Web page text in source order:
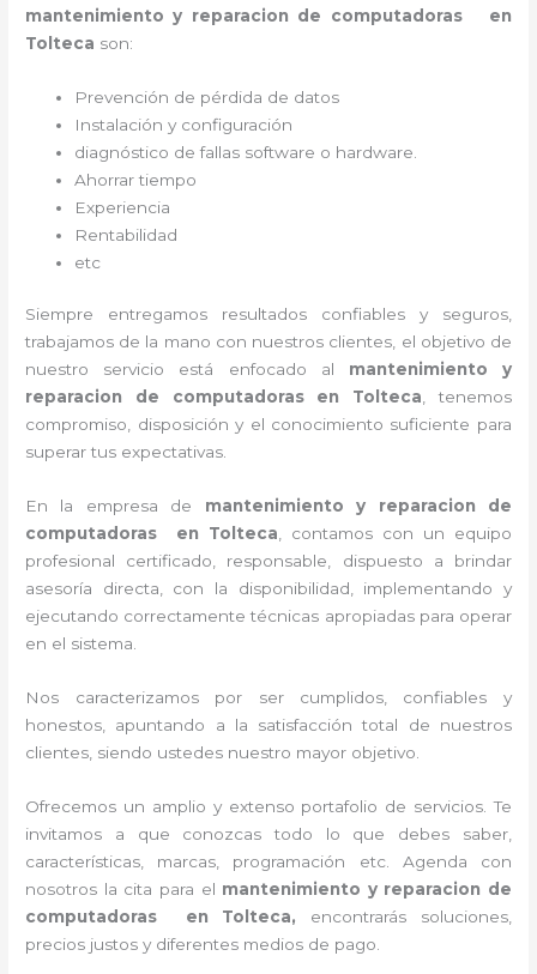
mantenimiento y reparacion de computadoras en
Tolteca son:
Prevención de pérdida de datos
Instalación y configuración
diagnóstico de fallas software o hardware
Ahorrar tiempo
Experiencia
Rentabilidad
etc
Siempre entregamos resultados confiables y seguros,
trabajamos de la mano con nuestros clientes, el objetivo de
nuestro servicio está enfocado al mantenimiento y
reparacion de computadoras en Tolteca , tenemos
compromiso, disposición y el conocimiento suficiente para
superar tus expectativas.
En la empresa de mantenimiento y reparacion de
computadoras en Tolteca , contamos con un equipo
profesional certificado, responsable, dispuesto a brindar
asesoría directa, con la disponibilidad, implementando y
ejecutando correctamente técnicas apropiadas para operar
en el sistema.
Nos caracterizamos por ser cumplidos, confiables y
honestos, apuntando a la satisfacción total de nuestros
clientes, siendo ustedes nuestro mayor objetivo.
Ofrecemos un amplio y extenso portafolio de servicios. Te
invitamos a que conozcas todo lo que debes saber,
características, marcas, programación etc. Agenda con
nosotros la cita para el mantenimiento y reparacion de
computadoras en Tolteca, encontrarás soluciones,
precios justos y diferentes medios de pago.